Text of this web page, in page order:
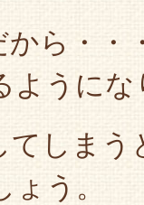
ら・・
ように
てしま
う。